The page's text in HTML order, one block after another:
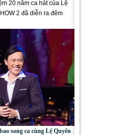
20 năm ca hát của Lệ
2 đã diễn ra đêm
song ca cùng Lệ Quyên